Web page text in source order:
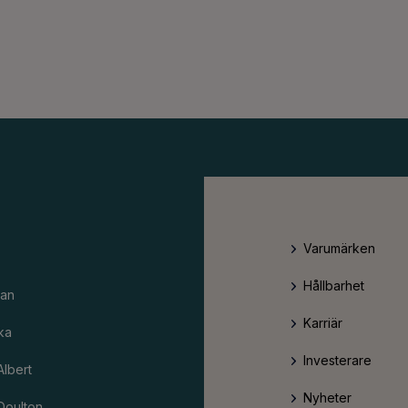
Varumärken
Hållbarhet
Karriär
Investerare
Nyheter